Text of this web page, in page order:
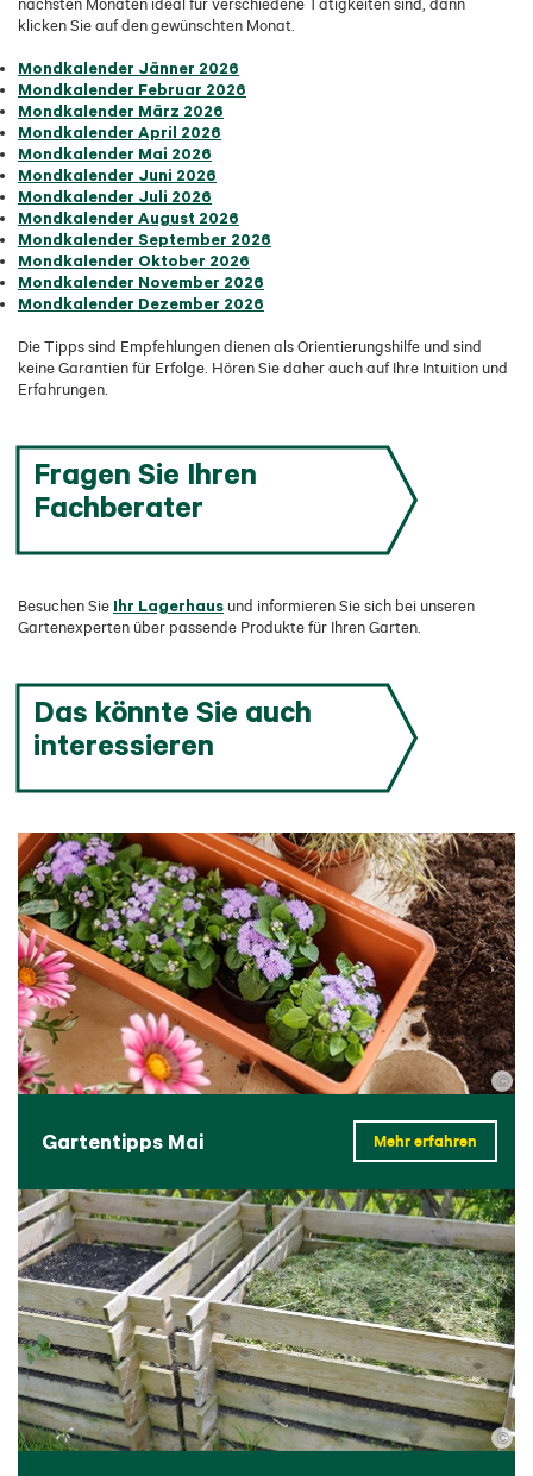
klicken Sie auf den gewünschten Monat.
Mondkalender Jänner 2026
Mondkalender Februar 2026
Mondkalender März 2026
Mondkalender April 2026
Mondkalender Mai 2026
Mondkalender Juni 2026
Mondkalender Juli 2026
Mondkalender August 2026
Mondkalender September 2026
Mondkalender Oktober 2026
Mondkalender November 2026
Mondkalender Dezember 2026
Die Tipps sind Empfehlungen dienen als Orientierungshilfe und sind
keine Garantien für Erfolge. Hören Sie daher auch auf Ihre Intuition und
Erfahrungen.
Fragen Sie Ihren
Fachberater
Besuchen Sie Ihr Lagerhaus und informieren Sie sich bei unseren
Gartenexperten über passende Produkte für Ihren Garten.
Das könnte Sie auch
interessieren
Gartentipps Mai Mehr erfahren
©
©